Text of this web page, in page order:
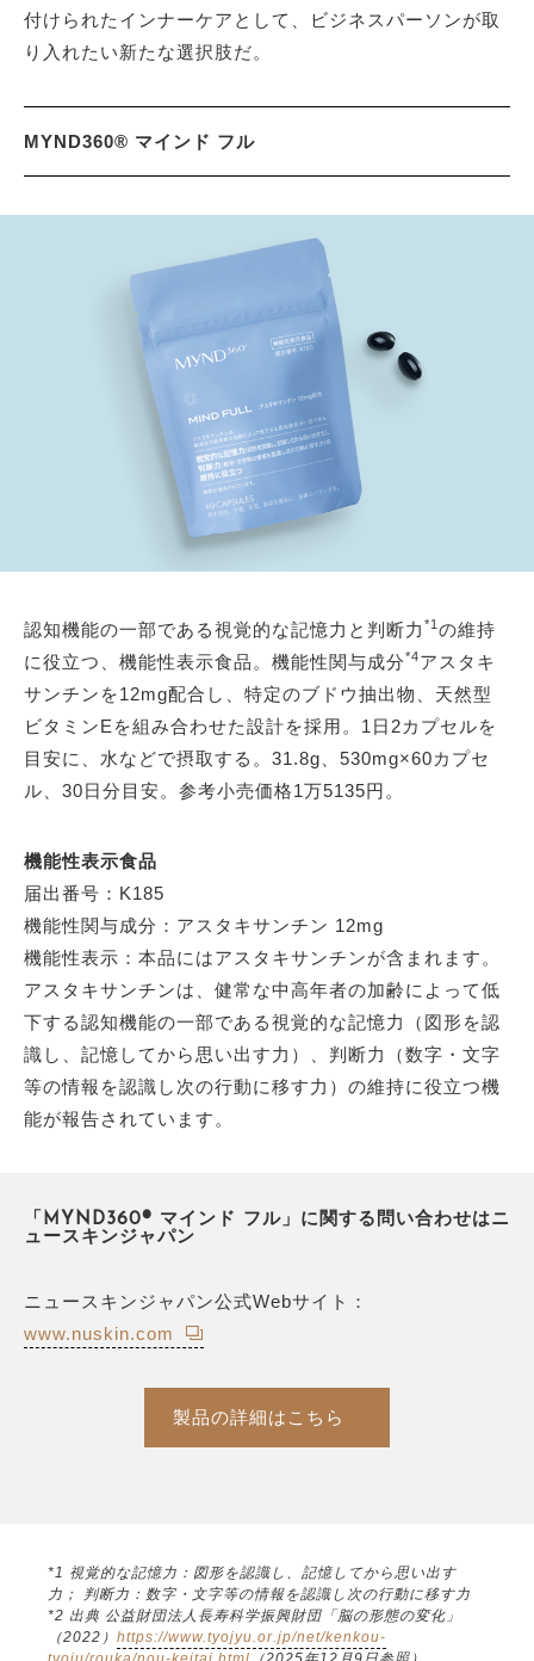
付けられたインナーケアとして、ビジネスパーソンが取
り入れたい新たな選択肢だ。
MYND360® マインド フル
認知機能の一部である視覚的な記憶力と判断力 *1 の維持
に役立つ、機能性表示食品。機能性関与成分*4アスタキ
サンチンを12mg配合し、特定のブドウ抽出物、天然型
ビタミンEを組み合わせた設計を採用。1日2カプセルを
目安に、水などで摂取する。31.8g、530mg×60カプセ
ル、30日分目安。参考小売価格1万5135円。
機能性表示食品
届出番号：K185
機能性関与成分：アスタキサンチン 12mg
機能性表示：本品にはアスタキサンチンが含まれます。
アスタキサンチンは、健常な中高年者の加齢によって低
下する認知機能の一部である視覚的な記憶力（図形を認
識し、記憶してから思い出す力）、判断力（数字・文字
等の情報を認識し次の行動に移す力）の維持に役立つ機
能が報告されています。
「MYND360® マインド フル」に関する問い合わせはニ
ュースキンジャパン
ニュースキンジャパン公式Webサイト：
www.nuskin.com
製品の詳細はこちら
*1 視覚的な記憶力：図形を認識し、記憶してから思い出す
力； 判断力：数字・文字等の情報を認識し次の行動に移す力
*2 出典 公益財団法人長寿科学振興財団「脳の形態の変化」
（2022） https://www.tyojyu.or.jp/net/kenkou-